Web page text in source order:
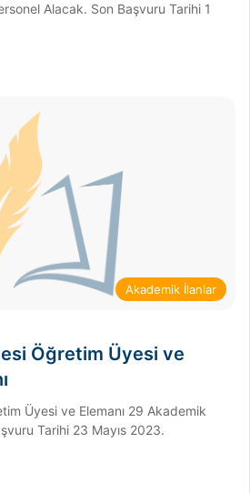
Alacak. Son Başvuru Tarihi 1
Akademik İlanlar
Öğretim Üyesi ve
Üyesi ve Elemanı 29 Akademik
Tarihi 23 Mayıs 2023.